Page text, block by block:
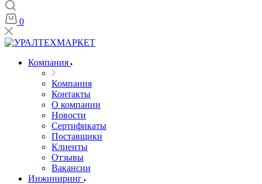
0
Компания
Компания
Контакты
О компании
Новости
Сертификаты
Поставщики
Клиенты
Отзывы
Вакансии
Инжиниринг